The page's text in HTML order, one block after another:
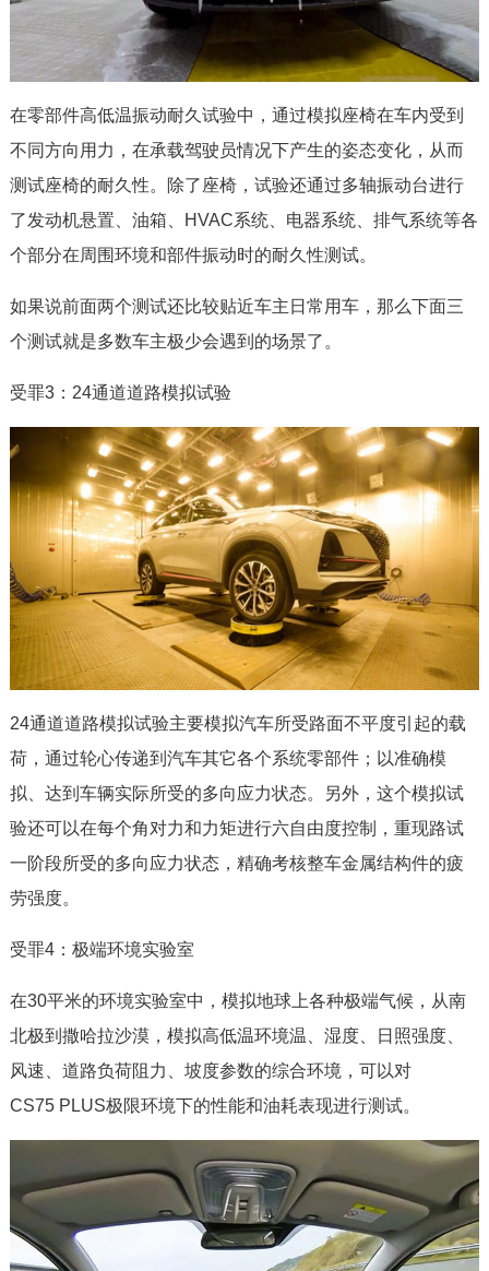
在零部件高低温振动耐久试验中，通过模拟座椅在车内受到
不同方向用力，在承载驾驶员情况下产生的姿态变化，从而
测试座椅的耐久性。除了座椅，试验还通过多轴振动台进行
了发动机悬置、油箱、HVAC系统、电器系统、排气系统等各
个部分在周围环境和部件振动时的耐久性测试。
如果说前面两个测试还比较贴近车主日常用车，那么下面三
个测试就是多数车主极少会遇到的场景了。
受罪3：24通道道路模拟试验
24通道道路模拟试验主要模拟汽车所受路面不平度引起的载
荷，通过轮心传递到汽车其它各个系统零部件；以准确模
拟、达到车辆实际所受的多向应力状态。另外，这个模拟试
验还可以在每个角对力和力矩进行六自由度控制，重现路试
一阶段所受的多向应力状态，精确考核整车金属结构件的疲
劳强度。
受罪4：极端环境实验室
在30平米的环境实验室中，模拟地球上各种极端气候，从南
北极到撒哈拉沙漠，模拟高低温环境温、湿度、日照强度、
风速、道路负荷阻力、坡度参数的综合环境，可以对
CS75 PLUS极限环境下的性能和油耗表现进行测试。